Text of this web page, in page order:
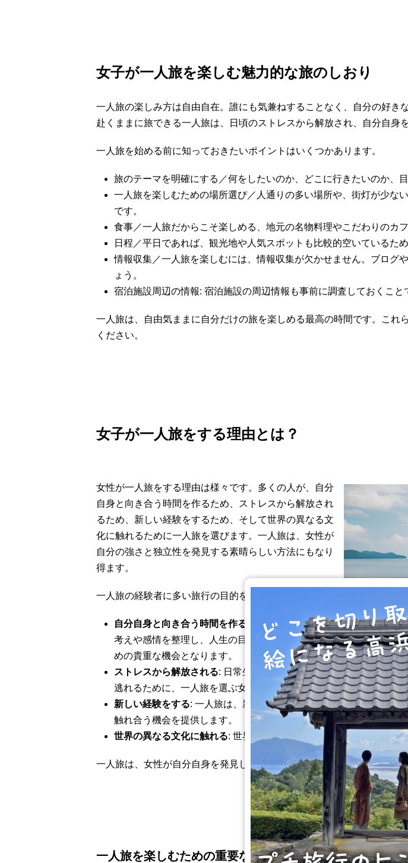
女子が一人旅を楽しむ魅力的な旅のしおり
一人旅の楽しみ方は自由自在。誰にも気兼ねすることなく、自分の好
赴くままに旅できる一人旅は、日頃のストレスから解放され、自分自身
一人旅を始める前に知っておきたいポイントはいくつかあります。
旅のテーマを明確にする／何をしたいのか、どこに行きたいのか、
一人旅を楽しむための場所選び／人通りの多い場所や、街灯が少な
です。
食事／一人旅だからこそ楽しめる、地元の名物料理やこだわりのカ
日程／平日であれば、観光地や人気スポットも比較的空いているた
情報収集／一人旅を楽しむには、情報収集が欠かせません。ブログ
ょう。
宿泊施設周辺の情報: 宿泊施設の周辺情報も事前に調査しておくこと
一人旅は、自由気ままに自分だけの旅を楽しめる最高の時間です。こ
ください。
女子が一人旅をする理由とは？
女性が一人旅をする理由は様々です。多くの人が、自分
自身と向き合う時間を作るため、ストレスから解放され
るため、新しい経験をするため、そして世界の異なる文
化に触れるために一人旅を選びます。一人旅は、女性が
自分の強さと独立性を発見する素晴らしい方法にもなり
得ます。
一人旅の経験者に多い旅行の目的を以下に示します。
自分自身と向き合う時間を作る
: 一人旅は、自分の
考えや感情を整理し、人生の目標について考えるた
めの貴重な機会となります。
ストレスから解放される: 日常生活のストレスから
逃れるために、一人旅を選ぶ女性も多くいます。
新しい経験をする: 一人旅は、新しい文化や人々と
触れ合う機会を提供します。
世界の異なる文化に触れる: 世界には様々な文化が存在し、一人旅は
一人旅は、女性が自分自身を発見し、成長するための素晴らしい機会で
一人旅を楽しむための重要な6つのポイント